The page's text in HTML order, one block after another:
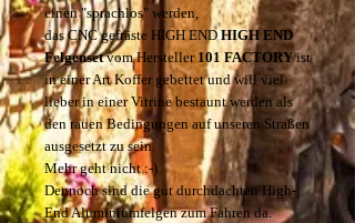
einen "sprachlos" werden,
das CNC gefräste HIGH ENDHIGH END
Felgensetvom Hersteller101 FACTORYist
in einer Art Koffer gebettet und will viel
lieber in einer Vitrine bestaunt werden als
den rauen Bedingungen auf unseren Straßen
ausgesetzt zu sein.
Mehr geht nicht :-)
Dennoch sind die gut durchdachten High-
End Aluminiumfelgen zum Fahren da.